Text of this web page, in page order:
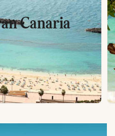
Canaria